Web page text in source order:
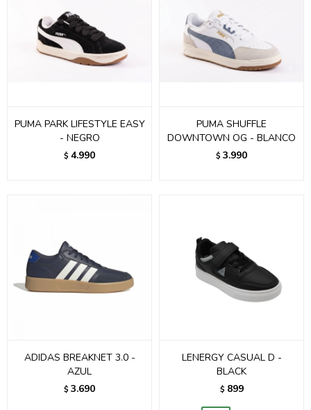
PUMA PARK LIFESTYLE EASY
- NEGRO
$ 4.990
PUMA SHUFFLE
DOWNTOWN OG - BLANCO
$ 3.990
ADIDAS BREAKNET 3.0 -
AZUL
$ 3.690
LENERGY CASUAL D -
BLACK
$ 899